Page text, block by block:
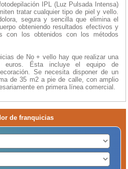
IPL (Luz Pulsada Intensa)
tratar cualquier tipo de piel y vello.
segura y sencilla que elimina el
obteniendo resultados efectivos y
con los obtenidos con los métodos
de No + vello hay que realizar una
euros. Ésta incluye el equipo de
Se necesita disponer de un
de 35 m2 a pie de calle, con amplio
en primera línea comercial.
de franquicias